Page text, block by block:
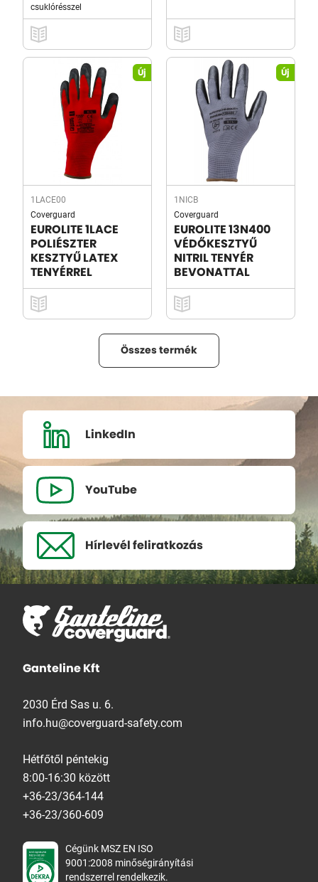
csuklórésszel
Új
1LACE00
Coverguard
EUROLITE 1LACE
POLIÉSZTER
KESZTYŰ LATEX
TENYÉRREL
Új
1NICB
Coverguard
EUROLITE 13N400
VÉDŐKESZTYŰ
NITRIL TENYÉR
BEVONATTAL
Összes termék
LinkedIn
YouTube
Hírlevél feliratkozás
Ganteline Kft
2030 Érd Sas u. 6.
info.hu@coverguard-safety.com
Hétfőtől péntekig
8:00-16:30 között
+36-23/364-144
+36-23/360-609
Cégünk MSZ EN ISO
9001:2008 minőségirányítási
rendszerrel rendelkezik.